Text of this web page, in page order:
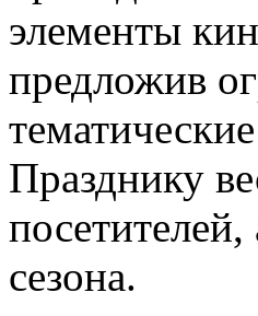
элементы
предложив
Празднику
сезона.